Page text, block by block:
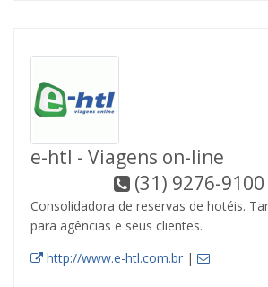
e-htl - Viagens on-line
(31) 9276-
Consolidadora de reservas de hotéis.
para agências e seus clientes.
http://www.e-htl.com.br|